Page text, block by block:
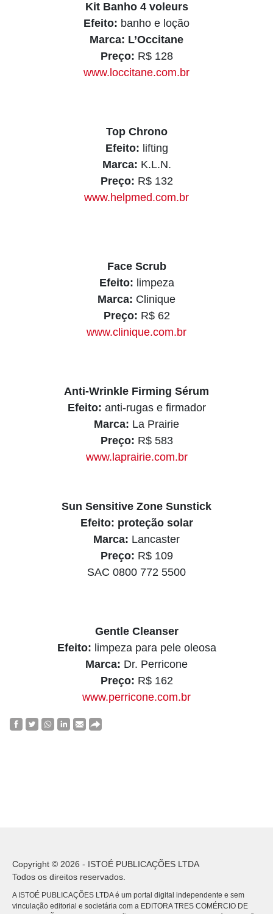
Kit Banho 4 voleurs
Efeito: banho e loção
Marca: L’Occitane
Preço: R$ 128
www.loccitane.com.br
Top Chrono
Efeito: lifting
Marca: K.L.N.
Preço: R$ 132
www.helpmed.com.br
Face Scrub
Efeito: limpeza
Marca: Clinique
Preço: R$ 62
www.clinique.com.br
Anti-Wrinkle Firming Sérum
Efeito: anti-rugas e firmador
Marca: La Prairie
Preço: R$ 583
www.laprairie.com.br
Sun Sensitive Zone Sunstick
Efeito: proteção solar
Marca: Lancaster
Preço: R$ 109
SAC 0800 772 5500
Gentle Cleanser
Efeito: limpeza para pele oleosa
Marca: Dr. Perricone
Preço: R$ 162
www.perricone.com.br
Copyright © 2026 - ISTOÉ PUBLICAÇÕES LTDA
Todos os direitos reservados.
A ISTOÉ PUBLICAÇÕES LTDA é um portal digital independente e sem
vinculação editorial e societária com a EDITORA TRES COMÉRCIO DE